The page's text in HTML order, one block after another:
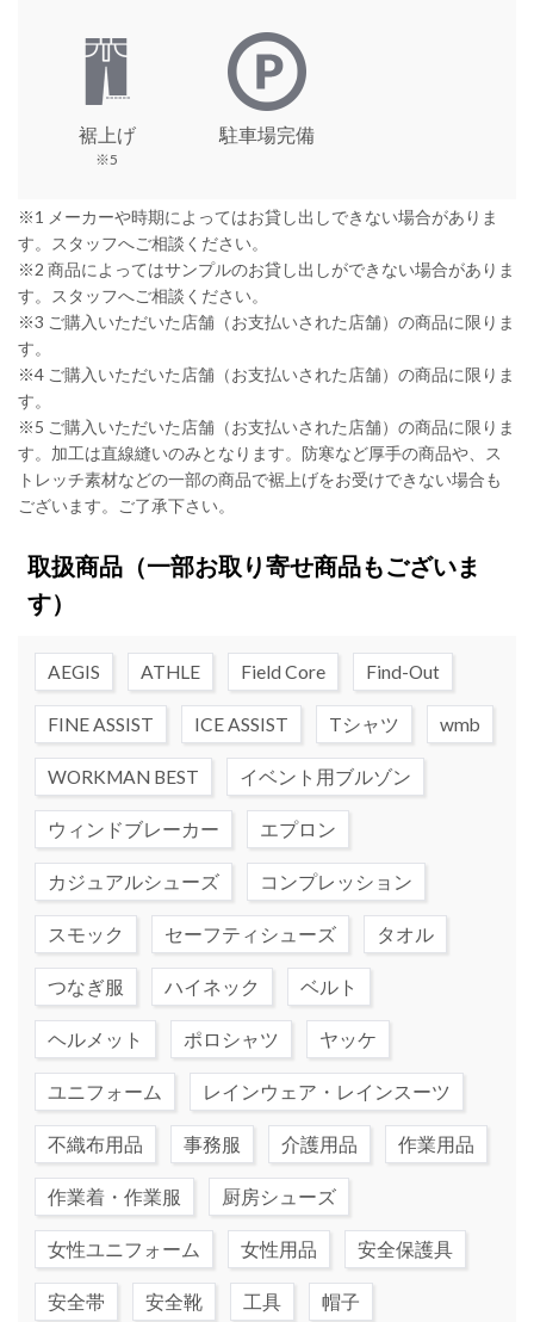
裾上げ
※5
駐車場完備
※1 メーカーや時期によってはお貸し出しできない場合がありま
す。スタッフへご相談ください。
※2 商品によってはサンプルのお貸し出しができない場合がありま
す。スタッフへご相談ください。
※3 ご購入いただいた店舗（お支払いされた店舗）の商品に限りま
す。
※4 ご購入いただいた店舗（お支払いされた店舗）の商品に限りま
す。
※5 ご購入いただいた店舗（お支払いされた店舗）の商品に限りま
す。加工は直線縫いのみとなります。防寒など厚手の商品や、ス
トレッチ素材などの一部の商品で裾上げをお受けできない場合も
ございます。ご了承下さい。
取扱商品（一部お取り寄せ商品もございま
す）
AEGIS ATHLE Field Core Find-Out
FINE ASSIST ICE ASSIST Tシャツ wmb
WORKMAN BEST イベント用ブルゾン
ウィンドブレーカー エプロン
カジュアルシューズ コンプレッション
スモック セーフティシューズ タオル
つなぎ服 ハイネック ベルト
ヘルメット ポロシャツ ヤッケ
ユニフォーム レインウェア・レインスーツ
不織布用品 事務服 介護用品 作業用品
作業着・作業服 厨房シューズ
女性ユニフォーム 女性用品 安全保護具
安全帯 安全靴 工具 帽子